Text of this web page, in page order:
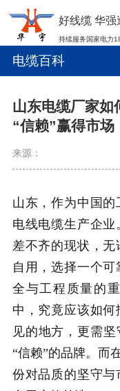
好线缆 华强
持续服务国家电力
电缆百科
山东电缆厂家如
“信赖”赢得市场
来源：
山东，作为中国
电线电缆生产企
差不齐的现状，
自用，选择一个
全与工程质量的
中，究竟应该如
见的地方，更需
“信赖”的品牌。而
份对品质的坚守